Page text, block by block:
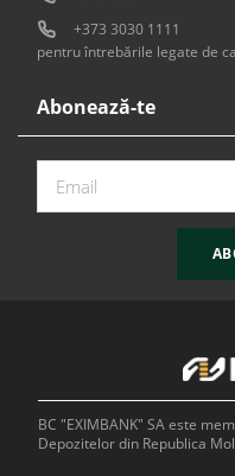
Abonează-te
+373 3030 1111
pentru întrebările legate de
BC "EXIMBANK" SA este
Depozitelor din Republica